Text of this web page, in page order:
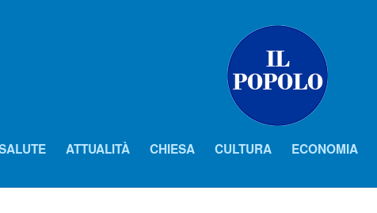
ATTUALITÀ CHIESA CULTURA ECONOMIA